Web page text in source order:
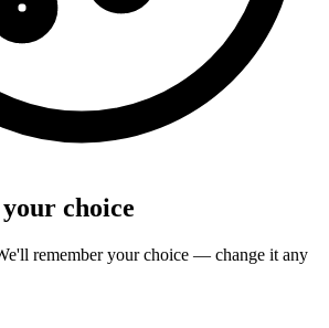
choice
remember your choice — change it any